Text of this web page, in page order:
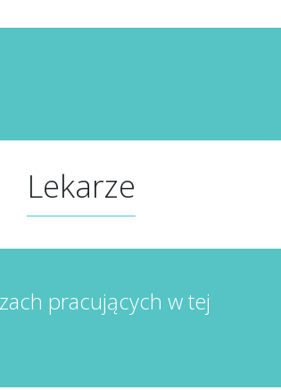
Lekarze
pracujących w tej